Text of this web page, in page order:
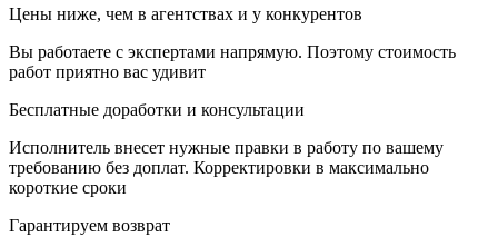
Цены ниже, чем в агентствах и у конкурентов
Вы работаете с экспертами напрямую. Поэтому стоимость
работ приятно вас удивит
Бесплатные доработки и консультации
Исполнитель внесет нужные правки в работу по вашему
требованию без доплат. Корректировки в максимально
короткие сроки
Гарантируем возврат